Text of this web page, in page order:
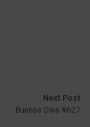
Next Post
Buenos Días #627